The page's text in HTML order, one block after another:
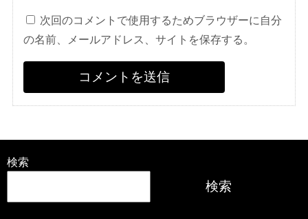
次回のコメントで使用するためブラウザーに自分
の名前、メールアドレス、サイトを保存する。
検索
検索